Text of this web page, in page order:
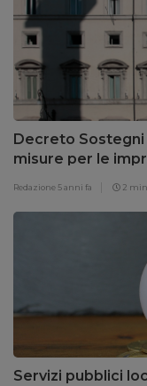
Decreto
misure per le
Redazione 5 anni fa 2 min
Servizi pubblici